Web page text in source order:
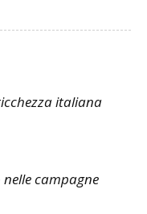
italiana
campagne